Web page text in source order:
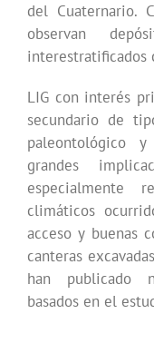
del Cuaternario.
observan
interestratificados
LIG con interés
secundario de
paleontológico
grandes
especialmente
climáticos
acceso y buenas
canteras
han publicado
basados en el